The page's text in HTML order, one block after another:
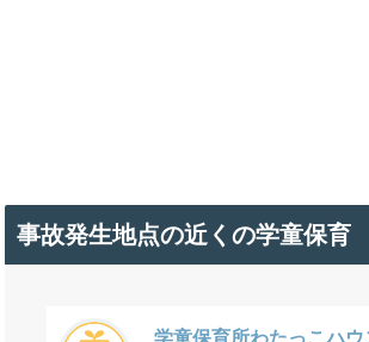
事故発生地点の近くの学童保育
学童保育所わたっこハウ